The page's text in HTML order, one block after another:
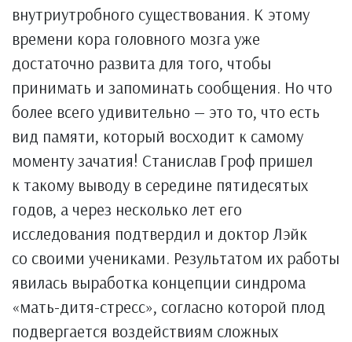
внутриутробного существования. К этому
времени кора головного мозга уже
достаточно развита для того, чтобы
принимать и запоминать сообщения. Но что
более всего удивительно — это то, что есть
вид памяти, который восходит к самому
моменту зачатия! Станислав Гроф пришел
к такому выводу в середине пятидесятых
годов, а через несколько лет его
исследования подтвердил и доктор Лэйк
со своими учениками. Результатом их работы
явилась выработка концепции синдрома
«мать-дитя-стресс», согласно которой плод
подвергается воздействиям сложных